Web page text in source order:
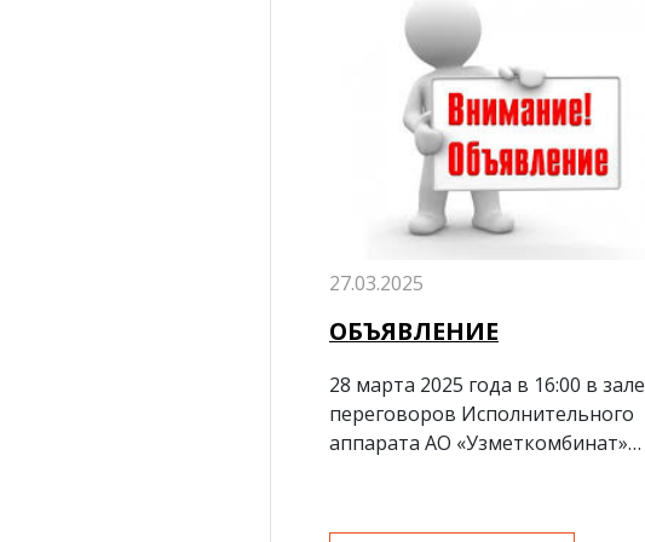
27.03.2025
ОБЪЯВЛЕНИЕ
28 марта 2025 года в 16:00 в зале
переговоров Исполнительного
аппарата АО «Узметкомбинат»
2024 год.